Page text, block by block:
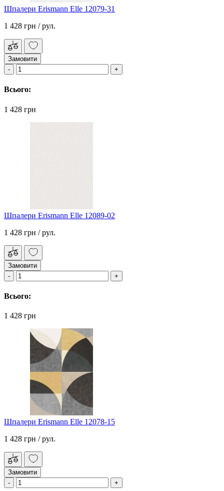
Шпалери Erismann Elle 12079-31
1 428 грн / рул.
Замовити
Всього:
1 428 грн
Шпалери Erismann Elle 12089-02
1 428 грн / рул.
Замовити
Всього:
1 428 грн
Шпалери Erismann Elle 12078-15
1 428 грн / рул.
Замовити